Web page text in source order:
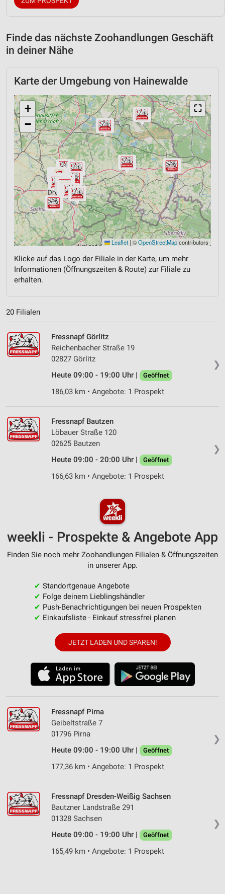
Finde das nächste Zoohandlungen Geschäft
in deiner Nähe
Karte der Umgebung von Hainewalde
⛶
+
−
Leaflet | ©OpenStreetMapcontributors
Klicke auf das Logo der Filiale in der Karte, um mehr
Informationen (Öffnungszeiten & Route) zur Filiale zu
erhalten.
20 Filialen
❯
Fressnapf Görlitz
Reichenbacher Straße 19
02827 Görlitz
Heute 09:00 - 19:00 Uhr |
Geöffnet
186,03 km • Angebote: 1 Prospekt
❯
Fressnapf Bautzen
Löbauer Straße 120
02625 Bautzen
Heute 09:00 - 20:00 Uhr |
Geöffnet
166,63 km • Angebote: 1 Prospekt
weekli - Prospekte & Angebote App
Finden Sie noch mehr Zoohandlungen Filialen & Öffnungszeiten
in unserer App.
✔ Standortgenaue Angebote
✔ Folge deinem Lieblingshändler
✔ Push-Benachrichtigungen bei neuen Prospekten
✔ Einkaufsliste - Einkauf stressfrei planen
JETZT LADEN UND SPAREN!
❯
Fressnapf Pirna
Geibeltstraße 7
01796 Pirna
Heute 09:00 - 19:00 Uhr |
Geöffnet
177,36 km • Angebote: 1 Prospekt
❯
Fressnapf Dresden-Weißig Sachsen
Bautzner Landstraße 291
01328 Sachsen
Heute 09:00 - 19:00 Uhr |
Geöffnet
165,49 km • Angebote: 1 Prospekt